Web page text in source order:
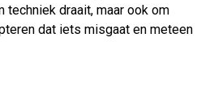
techniek draait, maar ook om
dat iets misgaat en meteen